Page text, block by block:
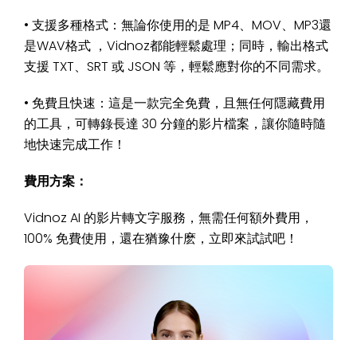
• 支援多種格式：無論你使用的是 MP4、MOV、MP3還
是WAV格式 ，Vidnoz都能輕鬆處理；同時，輸出格式
支援 TXT、SRT 或 JSON 等，輕鬆應對你的不同需求。
• 免費且快速：這是一款完全免費，且無任何隱藏費用
的工具，可轉錄長達 30 分鐘的影片檔案，讓你隨時隨
地快速完成工作！
費用方案：
Vidnoz AI 的影片轉文字服務，無需任何額外費用，
100% 免費使用，還在猶豫什麽，立即來試試吧！